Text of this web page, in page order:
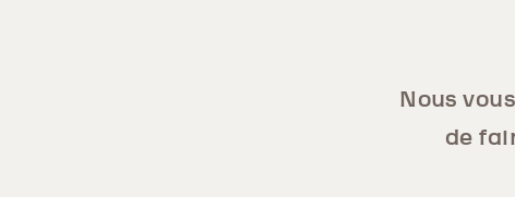
Nous
de